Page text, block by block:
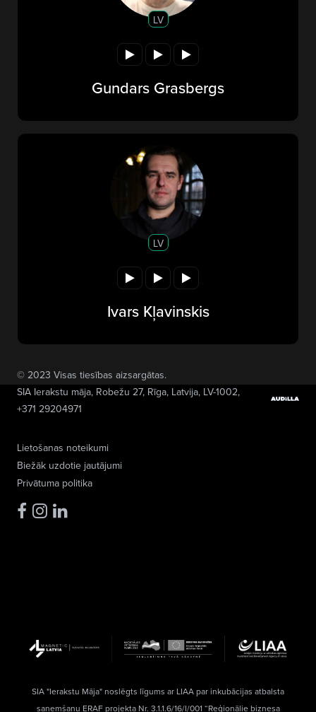
LV
Gundars Grasbergs
LV
Ivars Kļavinskis
Lietošanas noteikumi
Biežāk uzdotie jautājumi
Privātuma politika
© 2023 Visas tiesības aizsargātas.
SIA Ierakstu māja, Robežu 27, Rīga, Latvija, LV-1002,
+371 29204971
SIA "Ierakstu Māja" noslēgts līgums ar LIAA par inkubācijas atbalsta
saņemšanu ERAF projekta Nr. 3.1.1.6/16/I/001 “Reģionālie biznesa